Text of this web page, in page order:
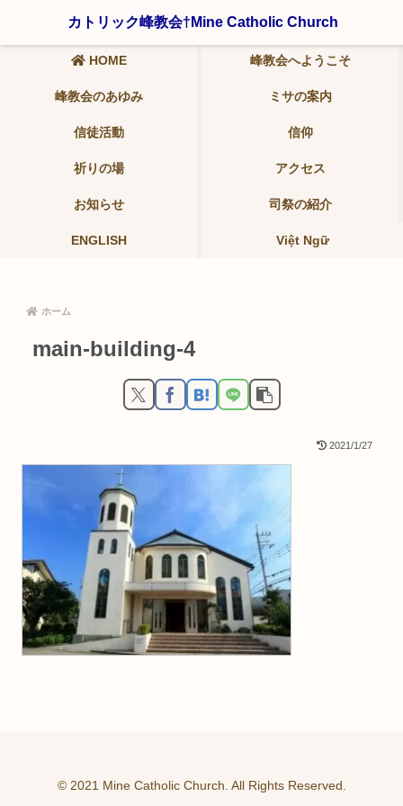
HOME 峰教会へようこそ
峰教会のあゆみ ミサの案内
信徒活動 信仰
祈りの場 アクセス
お知らせ 司祭の紹介
ENGLISH Việt Ngữ
ホーム
main-building-4
2021/1/27
© 2021 Mine Catholic Church. All Rights Reserved.
カトリック峰教会†Mine Catholic Church